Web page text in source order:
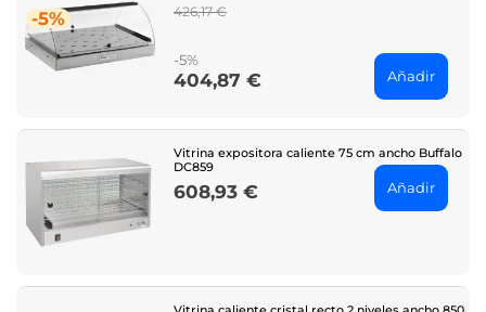
-5%
Regular
426,17 €
-5%
Price
404,87 € Añadir
Vitrina expositora caliente 75 cm ancho Buffalo
DC859
Price
608,93 € Añadir